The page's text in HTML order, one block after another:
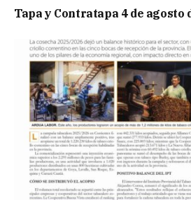
Tapa y Contratapa 4 de agosto